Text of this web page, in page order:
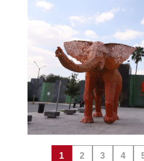
1 2 3 4